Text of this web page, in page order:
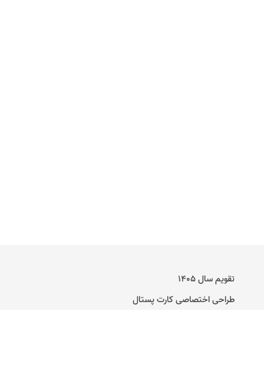
تقویم سال ۱۴۰۵
طراحی اختصاصی کارت پستال